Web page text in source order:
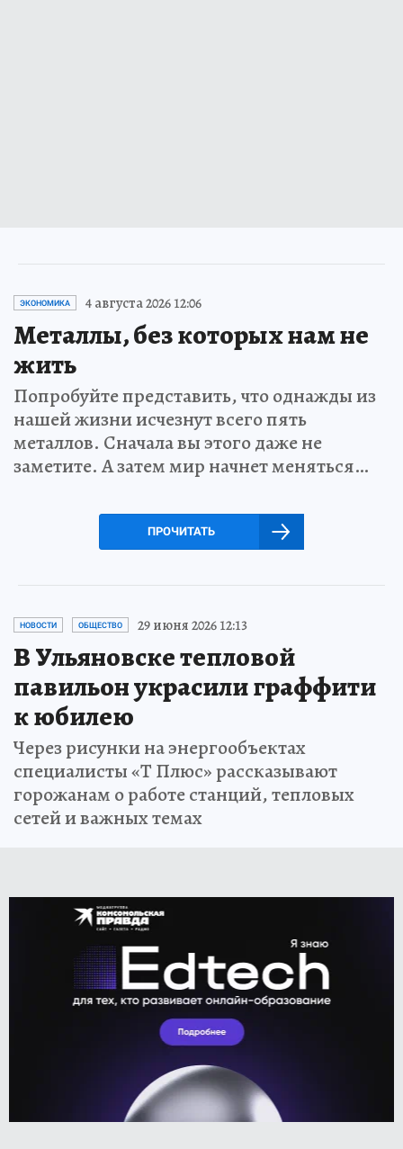
ЭКОНОМИКА 4 августа 2026 12:06
Металлы, без которых нам не
жить
Попробуйте представить, что однажды из
нашей жизни исчезнут всего пять
металлов. Сначала вы этого даже не
заметите. А затем мир начнет меняться…
ПРОЧИТАТЬ
НОВОСТИ ОБЩЕСТВО 29 июня 2026 12:13
В Ульяновске тепловой
павильон украсили граффити
к юбилею
Через рисунки на энергообъектах
специалисты «Т Плюс» рассказывают
горожанам о работе станций, тепловых
сетей и важных темах